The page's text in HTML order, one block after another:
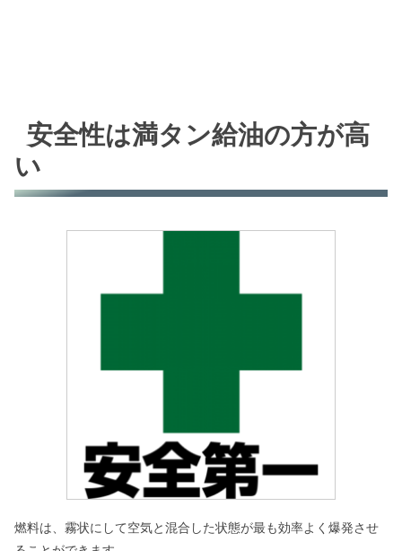
安全性は満タン給油の方が高
い
燃料は、霧状にして空気と混合した状態が最も効率よく爆発させ